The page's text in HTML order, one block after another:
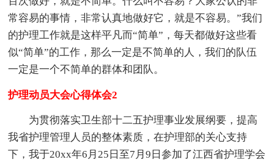
常容易的事情，非常认真地做好它，就是不容易。”我们
的护理工作就是这样平凡而“简单”，每天都做好这些看
似“简单”的工作，那么一定是不简单的人，我们的队伍
一定是一个不简单的群体和团队。
护理动员大会心得体会2
为贯彻落实卫生部十二五护理事业发展纲要，提高
我省护理管理人员的整体素质，在护理部的关心支持
下，我于20xx年6月25日至7月9日参加了江西省护理学会